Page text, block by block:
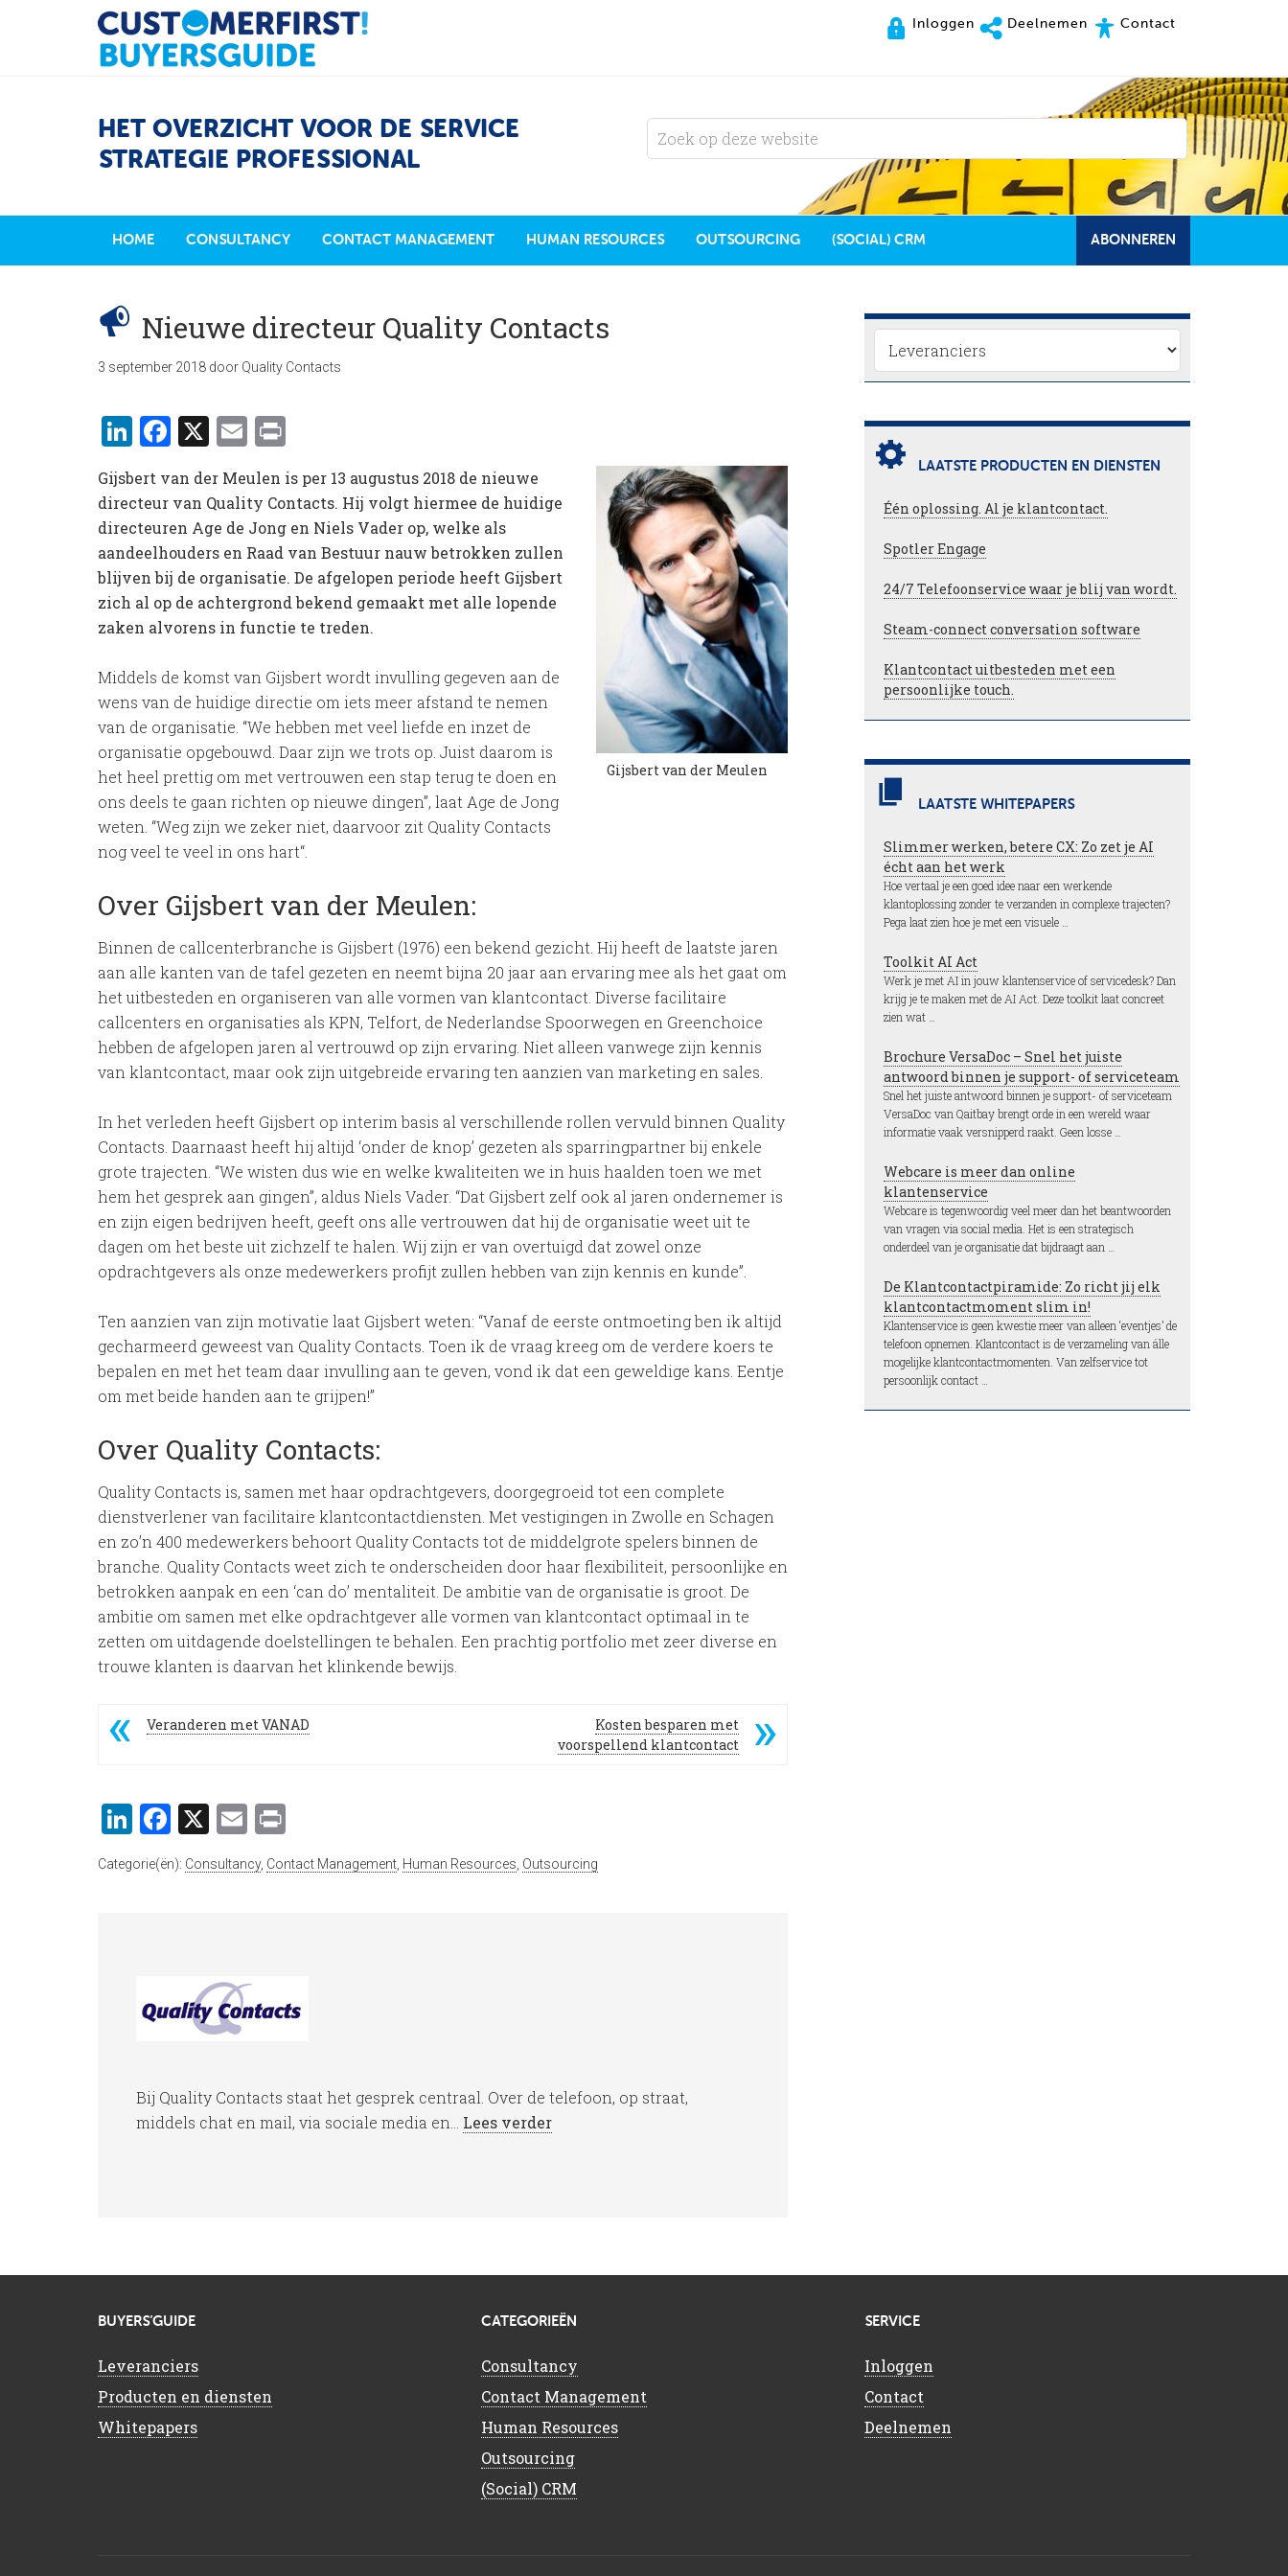
Inloggen Deelnemen Contact
HET OVERZICHT VOOR DE SERVICE
STRATEGIE PROFESSIONAL
HOME CONSULTANCY CONTACT MANAGEMENT HUMAN RESOURCES OUTSOURCING (SOCIAL) CRM ABONNEREN
Nieuwe directeur Quality Contacts
3 september 2018 door Quality Contacts
LinkedIn
Facebook
X Email
Gijsbert van der Meulen
Gijsbert van der Meulen is per 13 augustus 2018 de nieuwe
directeur van Quality Contacts. Hij volgt hiermee de huidige
directeuren Age de Jong en Niels Vader op, welke als
aandeelhouders en Raad van Bestuur nauw betrokken zullen
blijven bij de organisatie. De afgelopen periode heeft Gijsbert
zich al op de achtergrond bekend gemaakt met alle lopende
zaken alvorens in functie te treden.
Middels de komst van Gijsbert wordt invulling gegeven aan de
wens van de huidige directie om iets meer afstand te nemen
van de organisatie. “We hebben met veel liefde en inzet de
organisatie opgebouwd. Daar zijn we trots op. Juist daarom is
het heel prettig om met vertrouwen een stap terug te doen en
ons deels te gaan richten op nieuwe dingen”, laat Age de Jong
weten. “Weg zijn we zeker niet, daarvoor zit Quality Contacts
nog veel te veel in ons hart“.
Over Gijsbert van der Meulen:
Binnen de callcenterbranche is Gijsbert (1976) een bekend gezicht. Hij heeft de laatste jaren
aan alle kanten van de tafel gezeten en neemt bijna 20 jaar aan ervaring mee als het gaat om
het uitbesteden en organiseren van alle vormen van klantcontact. Diverse facilitaire
callcenters en organisaties als KPN, Telfort, de Nederlandse Spoorwegen en Greenchoice
hebben de afgelopen jaren al vertrouwd op zijn ervaring. Niet alleen vanwege zijn kennis
van klantcontact, maar ook zijn uitgebreide ervaring ten aanzien van marketing en sales.
In het verleden heeft Gijsbert op interim basis al verschillende rollen vervuld binnen Quality
Contacts. Daarnaast heeft hij altijd ‘onder de knop’ gezeten als sparringpartner bij enkele
grote trajecten. “We wisten dus wie en welke kwaliteiten we in huis haalden toen we met
hem het gesprek aan gingen”, aldus Niels Vader. “Dat Gijsbert zelf ook al jaren ondernemer is
en zijn eigen bedrijven heeft, geeft ons alle vertrouwen dat hij de organisatie weet uit te
dagen om het beste uit zichzelf te halen. Wij zijn er van overtuigd dat zowel onze
opdrachtgevers als onze medewerkers profijt zullen hebben van zijn kennis en kunde”.
Ten aanzien van zijn motivatie laat Gijsbert weten: “Vanaf de eerste ontmoeting ben ik altijd
gecharmeerd geweest van Quality Contacts. Toen ik de vraag kreeg om de verdere koers te
bepalen en met het team daar invulling aan te geven, vond ik dat een geweldige kans. Eentje
om met beide handen aan te grijpen!”
Over Quality Contacts:
Quality Contacts is, samen met haar opdrachtgevers, doorgegroeid tot een complete
dienstverlener van facilitaire klantcontactdiensten. Met vestigingen in Zwolle en Schagen
en zo’n 400 medewerkers behoort Quality Contacts tot de middelgrote spelers binnen de
branche. Quality Contacts weet zich te onderscheiden door haar flexibiliteit, persoonlijke en
betrokken aanpak en een ‘can do’ mentaliteit. De ambitie van de organisatie is groot. De
ambitie om samen met elke opdrachtgever alle vormen van klantcontact optimaal in te
zetten om uitdagende doelstellingen te behalen. Een prachtig portfolio met zeer diverse en
trouwe klanten is daarvan het klinkende bewijs.
Veranderen met VANAD
Kosten besparen met
voorspellend klantcontact
LinkedIn
Facebook
X Email
Categorie(ën): Consultancy, Contact Management Human Resources Outsourcing
Bij Quality Contacts staat het gesprek centraal. Over de telefoon, op straat,
middels chat en mail, via sociale media en... Lees verder
LAATSTE PRODUCTEN EN DIENSTEN
Één oplossing. Al je klantcontact.
Spotler Engage
24/7 Telefoonservice waar je blij van wordt.
Steam-connect conversation software
Klantcontact uitbesteden met een
persoonlijke touch.
LAATSTE WHITEPAPERS
Slimmer werken, betere CX: Zo zet je AI
écht aan het werk
Hoe vertaal je een goed idee naar een werkende
klantoplossing zonder te verzanden in complexe trajecten?
Pega laat zien hoe je met een visuele …
Toolkit AI Act
Werk je met AI in jouw klantenservice of servicedesk? Dan
krijg je te maken met de AI Act. Deze toolkit laat concreet
zien wat …
Brochure VersaDoc – Snel het juiste
antwoord binnen je support- of serviceteam
Snel het juiste antwoord binnen je support- of serviceteam
VersaDoc van Qaitbay brengt orde in een wereld waar
informatie vaak versnipperd raakt. Geen losse …
Webcare is meer dan online
klantenservice
Webcare is tegenwoordig veel meer dan het beantwoorden
van vragen via social media. Het is een strategisch
onderdeel van je organisatie dat bijdraagt aan …
De Klantcontactpiramide: Zo richt jij elk
klantcontactmoment slim in!
Klantenservice is geen kwestie meer van alleen ‘eventjes’ de
telefoon opnemen. Klantcontact is de verzameling van álle
mogelijke klantcontactmomenten. Van zelfservice tot
persoonlijk contact …
BUYERS’GUIDE
Leveranciers
Producten en diensten
Whitepapers
CATEGORIEËN
Consultancy
Contact Management
Human Resources
Outsourcing
(Social) CRM
SERVICE
Inloggen
Contact
Deelnemen